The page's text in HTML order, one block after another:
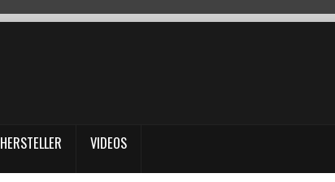
HERSTELLER VIDEOS